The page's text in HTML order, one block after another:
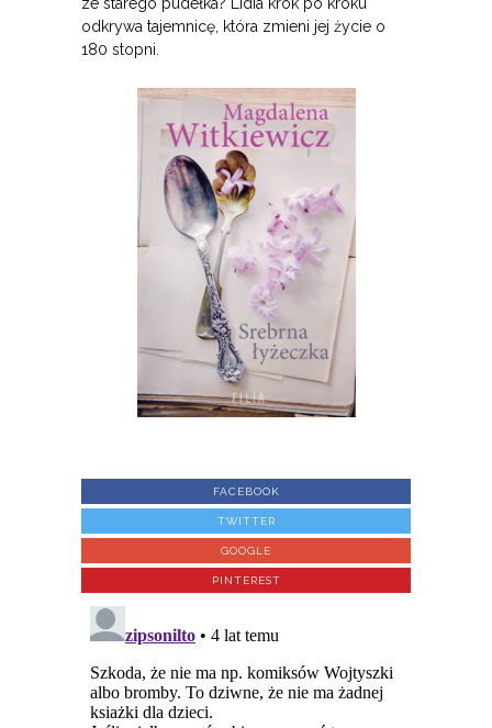
odkrywa tajemnicę, która zmieni jej życie o
180 stopni.
FACEBOOK
TWITTER
GOOGLE
PINTEREST